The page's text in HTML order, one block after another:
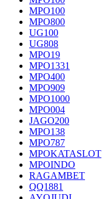
MPO100
MPO800
UG100
UG808
MPO19
MPO1331
MPO400
MPO909
MPO1000
MPO004
JAGO200
MPO138
MPO787
MPOKATASLOT
MPOINDO
RAGAMBET
QQ1881